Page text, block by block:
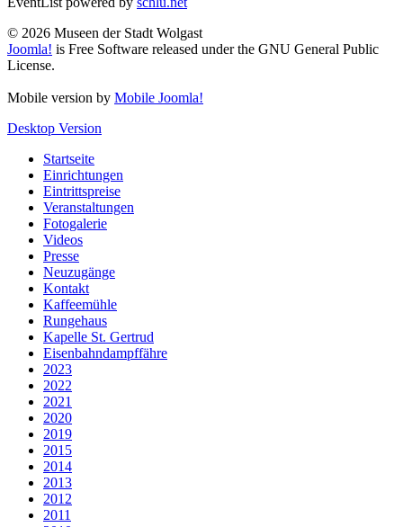
© 2026 Museen der Stadt Wolgast
Joomla! is Free Software released under the GNU General Public
License.
Mobile version by Mobile Joomla!
Desktop Version
Startseite
Einrichtungen
Eintrittspreise
Veranstaltungen
Fotogalerie
Videos
Presse
Neuzugänge
Kontakt
Kaffeemühle
Rungehaus
Kapelle St. Gertrud
Eisenbahndampffähre
2023
2022
2021
2020
2019
2015
2014
2013
2012
2011